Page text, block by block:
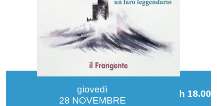
giovedì
28 NOVEMBRE
h 18.00